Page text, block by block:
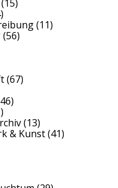
(15)
(11)
(56)
(67)
(13)
& Kunst(41)